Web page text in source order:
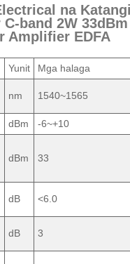
na
C-band 2W
Amplifier EDFA
Yunit Mga halaga
nm 1540~1565
dBm
-6~+10
dBm 33
dB <6.0
dB 3